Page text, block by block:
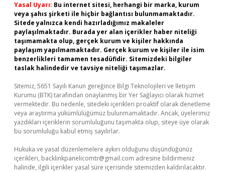
Yasal Uyarı: Bu internet sitesi, herhangi bir marka, kurum
veya şahıs şirketi ile hiçbir bağlantısı bulunmamaktadır.
Sitede yalnızca kendi hazırladığımız makaleler
paylaşılmaktadır. Burada yer alan içerikler haber niteliği
taşımamakta olup, gerçek kurum ve kişiler hakkında
paylaşım yapılmamaktadır. Gerçek kurum ve kişiler ile isim
benzerlikleri tamamen tesadüfidir. Sitemizdeki bilgiler
taslak halindedir ve tavsiye niteliği taşımazlar.
Sitemiz, 5651 Sayılı Kanun gereğince Bilgi Teknolojileri ve İletişim
Kurumu (BTK) tarafından onaylanmış bir Yer Sağlayıcı olarak hizmet
vermektedir. Bu nedenle, sitedeki içerikleri proaktif olarak denetleme
veya araştırma yükümlülüğümüz bulunmamaktadır. Ancak, üyelerimiz
yazdıkları içeriklerin sorumluluğunu taşımakta olup, siteye üye olarak
bu sorumluluğu kabul etmiş sayılırlar.
Hukuka ve yasal düzenlemelere aykırı olduğunu düşündüğünüz
içerikleri, backlinkpanelicomtr@gmail.com adresine bildirmeniz
halinde, ilgili içerikler yasal süre içerisinde sitemizden kaldırılacaktır.